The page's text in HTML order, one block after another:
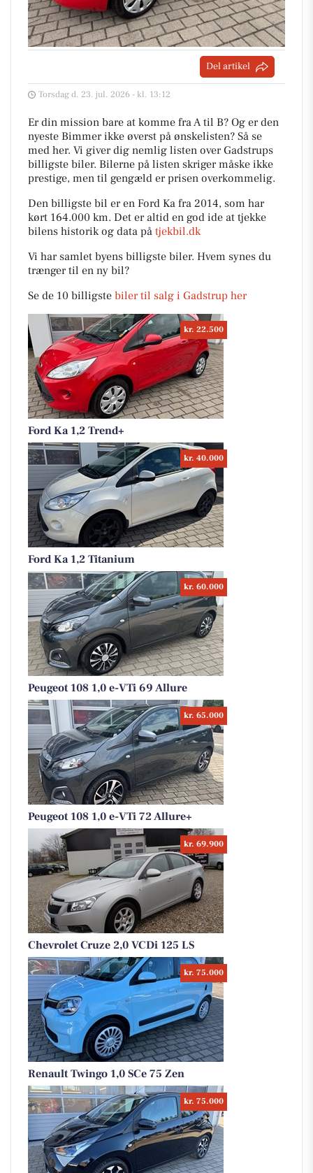
Del artikel
Torsdag d. 23. jul. 2026 - kl. 13:12
Er din mission bare at komme fra A til B? Og er den
nyeste Bimmer ikke øverst på ønskelisten? Så se
med her. Vi giver dig nemlig listen over Gadstrups
billigste biler. Bilerne på listen skriger måske ikke
prestige, men til gengæld er prisen overkommelig.
Den billigste bil er en Ford Ka fra 2014, som har
kørt 164.000 km. Det er altid en god ide at tjekke
bilens historik og data på tjekbil.dk
Vi har samlet byens billigste biler. Hvem synes du
trænger til en ny bil?
Se de 10 billigste biler til salg i Gadstrup her
kr. 22.500
Ford Ka 1,2 Trend+
kr. 40.000
Ford Ka 1,2 Titanium
kr. 60.000
Peugeot 108 1,0 e-VTi 69 Allure
kr. 65.000
Peugeot 108 1,0 e-VTi 72 Allure+
kr. 69.900
Chevrolet Cruze 2,0 VCDi 125 LS
kr. 75.000
Renault Twingo 1,0 SCe 75 Zen
kr. 75.000